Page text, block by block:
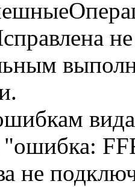
не